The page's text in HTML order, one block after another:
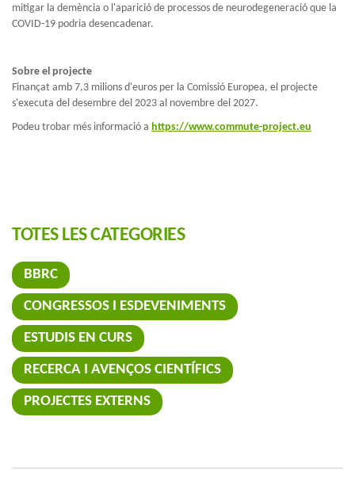
mitigar la demència o l'aparició de processos de neurodegeneració que la
COVID-19 podria desencadenar.
Sobre el projecte
Finançat amb 7,3 milions d'euros per la Comissió Europea, el projecte
s'executa del desembre del 2023 al novembre del 2027.
Podeu trobar més informació a https://www.commute-project.eu
TOTES LES CATEGORIES
BBRC
CONGRESSOS I ESDEVENIMENTS
ESTUDIS EN CURS
RECERCA I AVENÇOS CIENTÍFICS
PROJECTES EXTERNS